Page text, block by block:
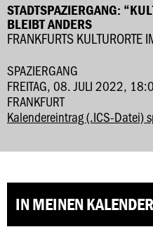
STADTSPAZIERGANG:
BLEIBT ANDERS
FRANKFURTS KULTURORTE
SPAZIERGANG
FREITAG, 08. JULI 2022,
FRANKFURT
Kalendereintrag (.ICS-Datei)
IN MEINEN KALENDER